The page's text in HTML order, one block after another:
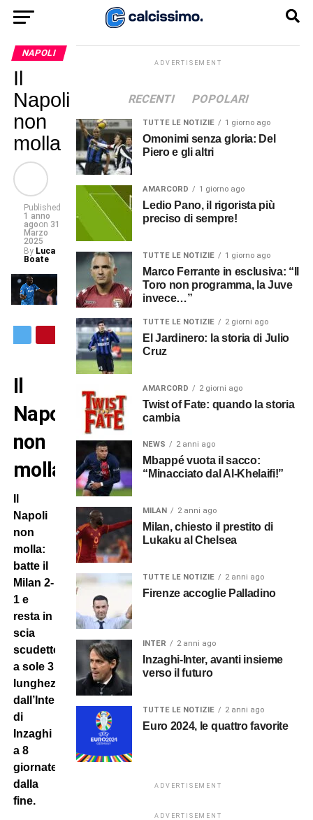
NAPOLI
Il
Napoli
non
molla
Published
1 anno
agoon 31
Marzo
2025
By Luca
Boate
Il
Napoli
non
molla
Napoli
non
molla:
batte il
Milan 2-
1 e
resta in
scia
scudetto
a sole 3
lunghezze
dall’Inter
di
Inzaghi
a 8
giornate
dalla
fine.
ADVERTISEMENT
RECENTI POPOLARI
TUTTE LE NOTIZIE 1 giorno ago
Omonimi senza gloria: Del
Piero e gli altri
AMARCORD 1 giorno ago
Ledio Pano, il rigorista più
preciso di sempre!
TUTTE LE NOTIZIE 1 giorno ago
Marco Ferrante in esclusiva: “Il
Toro non programma, la Juve
invece…”
TUTTE LE NOTIZIE 2 giorni ago
El Jardinero: la storia di Julio
Cruz
AMARCORD 2 giorni ago
Twist of Fate: quando la storia
cambia
NEWS 2 anni ago
Mbappé vuota il sacco:
“Minacciato dal Al-Khelaifi!”
MILAN 2 anni ago
Milan, chiesto il prestito di
Lukaku al Chelsea
TUTTE LE NOTIZIE 2 anni ago
Firenze accoglie Palladino
INTER 2 anni ago
Inzaghi-Inter, avanti insieme
verso il futuro
TUTTE LE NOTIZIE 2 anni ago
Euro 2024, le quattro favorite
ADVERTISEMENT
ADVERTISEMENT